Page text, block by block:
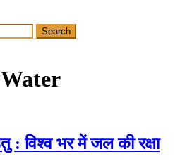
: विश्व भर में जल की रक्षा